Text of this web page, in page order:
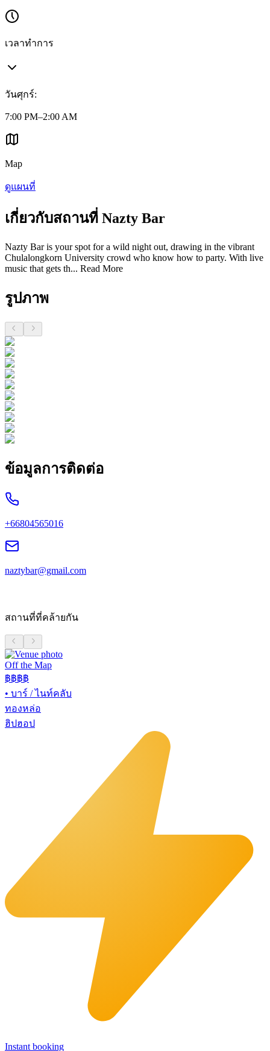
เวลาทำการ
วันศุกร์:
7:00 PM–2:00 AM
Map
ดูแผนที่
เกี่ยวกับสถานที่ Nazty Bar
Nazty Bar is your spot for a wild night out, drawing in the vibrant
Chulalongkorn University crowd who know how to party. With live
music that gets th... Read More
รูปภาพ
ข้อมูลการติดต่อ
+66804565016
naztybar@gmail.com
สถานที่ที่คล้ายกัน
Off the Map
฿฿฿฿
• บาร์ / ไนท์คลับ
ทองหล่อ
ฮิปฮอป
Instant booking